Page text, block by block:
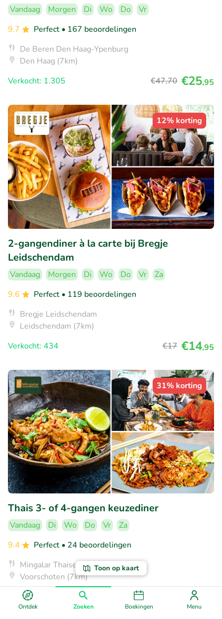
Ontdek Zoeken Boekingen Menu
Toon op kaart
Vandaag Morgen Di Wo Do
Vr
9.7
Perfect • 167 beoordelingen
De Beren Den Haag-Ypenburg
Den Haag (7km)
Verkocht: 1.305
€47,70 €25,95
12% korting
2-gangendiner à la carte bij Bregje
Leidschendam
Vandaag Morgen Di Wo Do Vr
Za
9.6
Perfect • 119 beoordelingen
Bregje Leidschendam
Leidschendam (7km)
Verkocht: 434
€17 €14,95
31% korting
Thais 3- of 4-gangen keuzediner
Vandaag Di Wo Do Vr
Za
9.4
Perfect • 24 beoordelingen
Mingalar Thaise & Birmees Keuken
Voorschoten (7km)
Verkocht: 147
€20